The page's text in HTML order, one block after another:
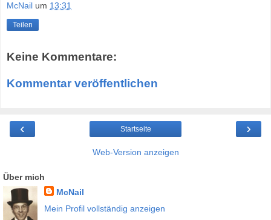
McNail um 13:31
Teilen
Keine Kommentare:
Kommentar veröffentlichen
‹ ›
Startseite
Web-Version anzeigen
Über mich
McNail
Mein Profil vollständig anzeigen